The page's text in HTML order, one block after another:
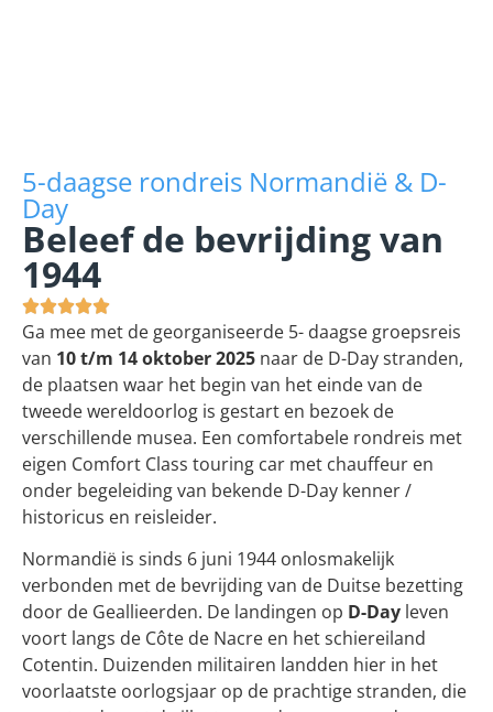
(oktober 2025)
(oktober 2025)
(oktober 2025)
(oktober 2025)
(oktober 2025)
(oktober 2025)
(oktober 2025)
(oktober 2025)
(oktober 2025)
(oktober 2025)
(oktober 2025)
(oktober 2025)
5-daagse rondreis Normandië & D-
Day
Beleef de bevrijding van
1944

Ga mee met de georganiseerde 5- daagse groepsreis
van 10 t/m 14 oktober 2025 naar de D-Day stranden,
de plaatsen waar het begin van het einde van de
tweede wereldoorlog is gestart en bezoek de
verschillende musea. Een comfortabele rondreis met
eigen Comfort Class touring car met chauffeur en
onder begeleiding van bekende D-Day kenner /
historicus en reisleider.
Normandië is sinds 6 juni 1944 onlosmakelijk
verbonden met de bevrijding van de Duitse bezetting
door de Geallieerden. De landingen op D-Day leven
voort langs de Côte de Nacre en het schiereiland
Cotentin. Duizenden militairen landden hier in het
voorlaatste oorlogsjaar op de prachtige stranden, die